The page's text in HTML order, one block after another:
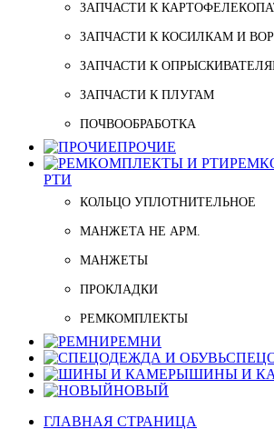
ЗАПЧАСТИ К
ЗАПЧАСТИ К КОСИЛКАМ И
ЗАПЧАСТИ К
ЗАПЧАСТИ К ПЛУГАМ
ПОЧВООБРАБОТКА
ПРОЧИЕ
РТИ
КОЛЬЦО УПЛОТНИТЕЛЬНОЕ
МАНЖЕТА НЕ АРМ.
МАНЖЕТЫ
ПРОКЛАДКИ
РЕМКОМПЛЕКТЫ
РЕМНИ
ШИНЫ И
НОВЫЙ
ГЛАВНАЯ СТРАНИЦА